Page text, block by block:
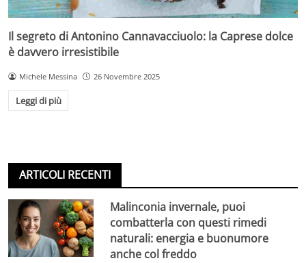
Il segreto di Antonino Cannavacciuolo: la Caprese dolce
è davvero irresistibile
Michele Messina 26 Novembre 2025
Leggi di più
ARTICOLI RECENTI
Malinconia invernale, puoi
combatterla con questi rimedi
naturali: energia e buonumore
anche col freddo